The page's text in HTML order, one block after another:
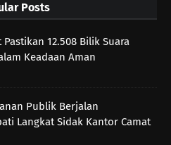
Posts
12.508 Bilik Suara
Keadaan Aman
Publik Berjalan
Langkat Sidak Kantor Camat